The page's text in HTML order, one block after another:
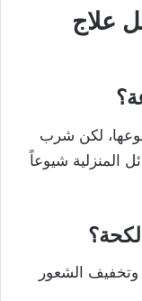
علاج
لكن شرب
المنزلية شيوعاً
الشعور